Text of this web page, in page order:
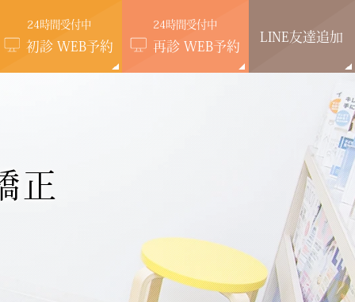
24時間受付中
初診 WEB予約
24時間受付中
再診 WEB予約
LINE友達追加
正